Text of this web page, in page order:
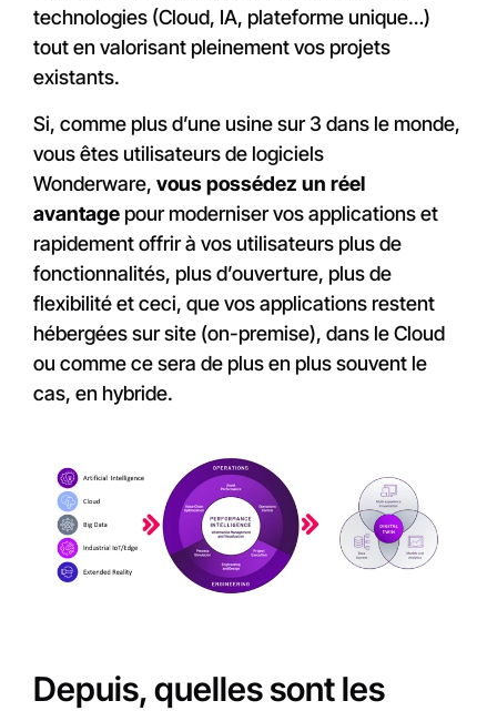
technologies (Cloud, IA, plateforme unique…)
tout en valorisant pleinement vos projets
existants.
Si, comme plus d’une usine sur 3 dans le monde,
vous êtes utilisateurs de logiciels
Wonderware, vous possédez un réel
avantage pour moderniser vos applications et
rapidement offrir à vos utilisateurs plus de
fonctionnalités, plus d’ouverture, plus de
flexibilité et ceci, que vos applications restent
hébergées sur site (on-premise), dans le Cloud
ou comme ce sera de plus en plus souvent le
cas, en hybride.
Depuis, quelles sont les